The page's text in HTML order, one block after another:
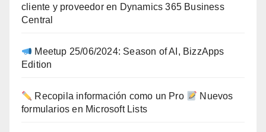
cliente y proveedor en Dynamics 365 Business
Central
Meetup 25/06/2024: Season of AI, BizzApps
Edition
Recopila información como un Pro
Nuevos
formularios en Microsoft Lists